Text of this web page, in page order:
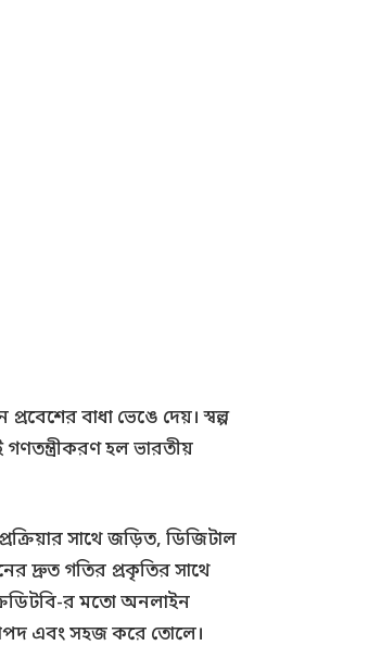
বাধা ভেঙে দেয়। স্বল্প
গণতন্ত্রীকরণ হল ভারতীয়
সাথে জড়িত, ডিজিটাল
দ্রুত গতির প্রকৃতির সাথে
র মতো অনলাইন
এবং সহজ করে তোলে।